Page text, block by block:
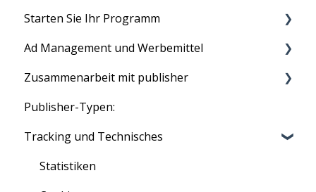
Bevor du anfängst
Kontoeinrichtung
Tracking-Setup, um Ihr Programm live zu
Starten Sie Ihr Programm
Ihr Programm ausführen
Ad Management und Werbemittel
Produkt Feeds
Text Links
Image Ads
Voucher und Discounts
Zusammenarbeit mit publisher
Tradedoublers Netzwerk
Affiliate Rekrutierung
Publisher-Typen:
Tracking und Technisches
Statistiken